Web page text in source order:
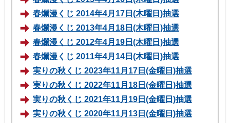
春爛漫くじ 2014年4月17日(木曜日)抽選
春爛漫くじ 2013年4月18日(木曜日)抽選
春爛漫くじ 2012年4月19日(木曜日)抽選
春爛漫くじ 2011年4月14日(木曜日)抽選
実りの秋くじ 2023年11月17日(金曜日)抽選
実りの秋くじ 2022年11月18日(金曜日)抽選
実りの秋くじ 2021年11月19日(金曜日)抽選
実りの秋くじ 2020年11月13日(金曜日)抽選